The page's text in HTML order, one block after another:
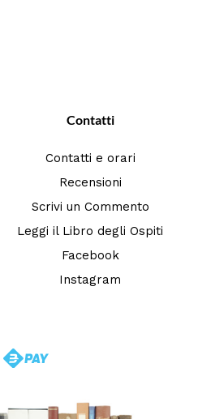
Contatti
Contatti e orari
Recensioni
Scrivi un Commento
Leggi il Libro degli Ospiti
Facebook
Instagram